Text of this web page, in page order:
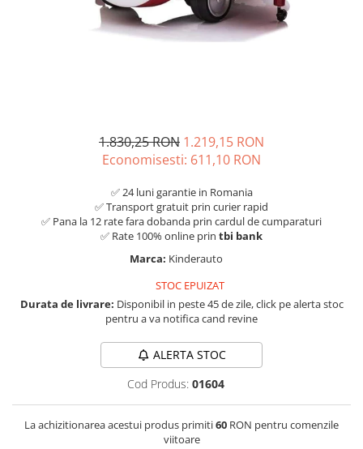
1.830,25 RON 1.219,15 RON
Economisesti: 611,10 RON
✅ 24 luni garantie in Romania
✅ Transport gratuit prin curier rapid
✅ Pana la 12 rate fara dobanda prin cardul de cumparaturi
✅ Rate 100% online prin tbi bank
Marca: Kinderauto
STOC EPUIZAT
Durata de livrare: Disponibil in peste 45 de zile, click pe alerta stoc
pentru a va notifica cand revine
ALERTA STOC
Cod Produs: 01604
La achizitionarea acestui produs primiti60 RON pentru comenzile
viitoare